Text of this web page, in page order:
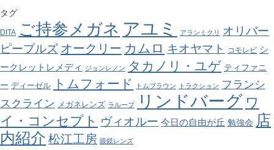
タグ
DITA ご持参メガネ アユミ アランミクリ
オリバー
ピープルズ オークリー カムロ キオヤマト コモレビ シ
ークレットレメディ
ジョンレノン タカノリ・ユゲ ティファニ
ー ディーゼル トムフォード トムブラウン トラクション フランシ
スクライン メガネレンズ ラループ リンドバーグ ワ
イ・コンセプト ヴィオルー 今日の自由が丘 勉強会 店
内紹介 松江工房 眼鏡レンズ